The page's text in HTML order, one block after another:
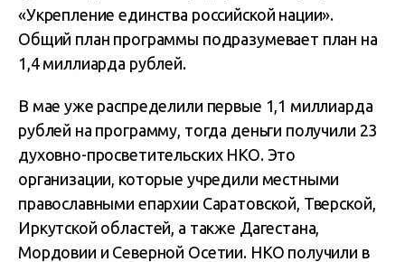
«Укрепление единства российской нации».
Общий план программы подразумевает план на
1,4 миллиарда рублей.
В мае уже распределили первые 1,1 миллиарда
рублей на программу, тогда деньги получили 23
духовно-просветительских НКО. Это
организации, которые учредили местными
православными епархии Саратовской, Тверской,
Иркутской областей, а также Дагестана,
Мордовии и Северной Осетии. НКО получили в